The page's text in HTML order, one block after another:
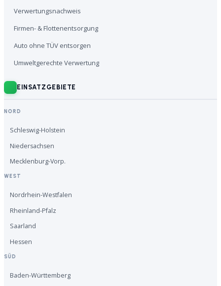
Verwertungsnachweis
Firmen- & Flottenentsorgung
Auto ohne TÜV entsorgen
Umweltgerechte Verwertung
EINSATZGEBIETE
NORD
Schleswig-Holstein
Niedersachsen
Mecklenburg-Vorp.
WEST
Nordrhein-Westfalen
Rheinland-Pfalz
Saarland
Hessen
SÜD
Baden-Württemberg